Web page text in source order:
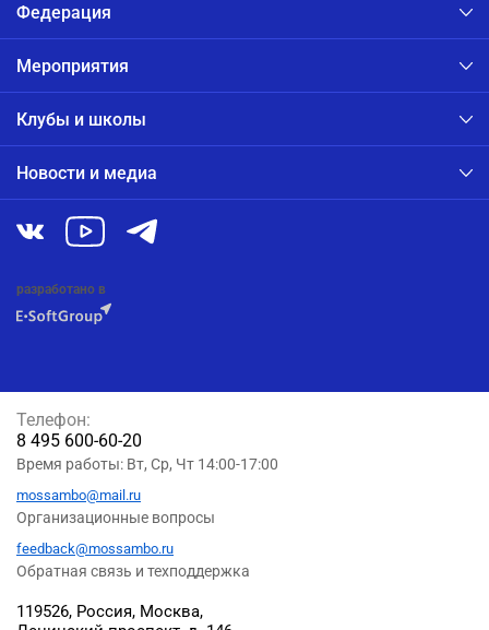
Федерация
Мероприятия
Клубы и школы
Новости и медиа
разработано в
119526, Россия, Москва,
Телефон:
8 495 600-60-20
Время работы: Вт, Ср, Чт 14:00-17:00
mossambo@mail.ru
Организационные вопросы
feedback@mossambo.ru
Обратная связь и техподдержка